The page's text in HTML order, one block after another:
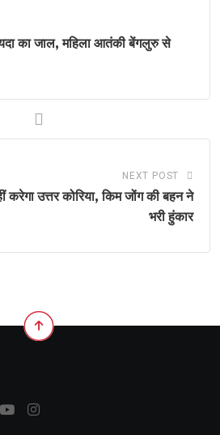
का जाल, महिला आतंकी बेंगलुरु से
NEXT POST
करेगा उत्तर कोरिया, किम जोंग की बहन ने
भरी हुंकार